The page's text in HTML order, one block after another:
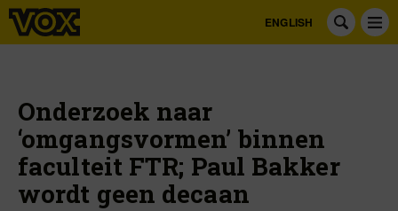
ENGLISH
Onderzoek naar
‘omgangsvormen’ binnen
faculteit FTR; Paul Bakker
wordt geen decaan